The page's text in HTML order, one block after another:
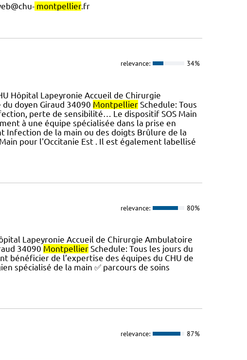
montpellier.fr
relevance: 34%
Hôpital Lapeyronie Accueil de Chirurgie
doyen Giraud 34090 MontpellierSchedule: Tous
perte de sensibilité… Le dispositif SOS Main
à une équipe spécialisée dans la prise en
Infection de la main ou des doigts Brûlure de la
pour l'Occitanie Est . Il est également labellisé
relevance: 80%
Lapeyronie Accueil de Chirurgie Ambulatoire
34090 MontpellierSchedule: Tous les jours du
bénéficier de l’expertise des équipes du CHU de
spécialisé de la main ✅ parcours de soins
relevance: 87%